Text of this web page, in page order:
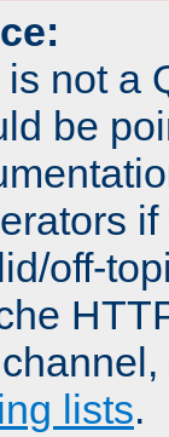
not a
be
off-
lists.